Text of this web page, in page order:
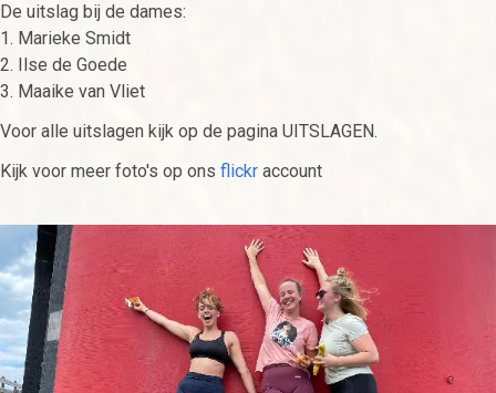
De uitslag bij de dames:
1. Marieke Smidt
2. Ilse de Goede
3. Maaike van Vliet
Voor alle uitslagen kijk op de pagina UITSLAGEN.
Kijk voor meer foto's op ons flickr account